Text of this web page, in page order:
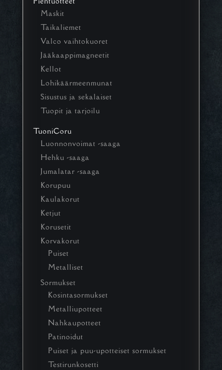
Maskit
Taikaliemet
Valco vaihtokuoret
Jääkaappimagneetit
Kellot
Lohikäärmeenmunat
Sisustus ja sekalaiset
Tuopit ja tarjoilu
TuoniCoru
Luonnonvoimat -saaga
Hehku -saaga
Jumalatar -saaga
Korupuu
Kaulakorut
Ketjut
Korusetit
Korvakorut
Puiset
Metalliset
Sormukset
Kosintasormukset
Metalliupotteet
Nahkaupotteet
Patinoidut
Puiset ja puu-upotteiset sormukset
Testirunkosetti